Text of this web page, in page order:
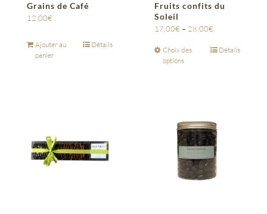
Grains de Café
12,00€
Ajouter au
panier
Détails
Fruits confits du
Soleil
17,00€ – 28,00€
Choix des
options
Détails